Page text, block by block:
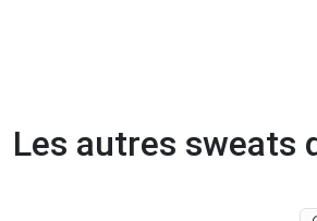
Les autres sweats